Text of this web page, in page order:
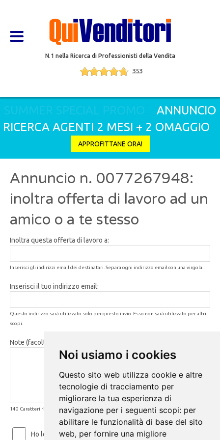
Noi usiamo i cookies
Questo sito web utilizza cookie e altre
tecnologie di tracciamento per
migliorare la tua esperienza di
navigazione per i seguenti scopi: per
abilitare le funzionalità di base del sito
web, per fornire una migliore
N.1 nella Ricerca di Professionisti della Vendita
353
ANNUNCIO
RICERCA AGENTI 2 MESI + 2 OMAGGIO
APPROFITTANE ORA!
Annuncio n. 0077267948:
inoltra offerta di lavoro ad un
amico o a te stesso
Inoltra questa offerta di lavoro a:
Inserisci gli indirizzi email dei destinatari. Separa ogni indirizzo email con una virgola.
Inserisci il tuo indirizzo email:
Questo indirizzo sarà utilizzato solo per questo invio. Esso non sarà utilizzato per altri
scopi.
Note (facoltativo):
140 Caratteri rimanenti
Ho letto ed accetto leCondizioni d'usoe laPrivacy Policy